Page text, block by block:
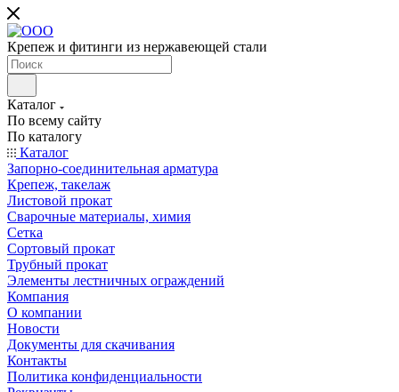
Крепеж и фитинги из нержавеющей стали
Каталог
По всему сайту
По каталогу
Каталог
Запорно-соединительная арматура
Крепеж, такелаж
Листовой прокат
Сварочные материалы, химия
Сетка
Сортовый прокат
Трубный прокат
Элементы лестничных ограждений
Компания
О компании
Новости
Документы для скачивания
Контакты
Политика конфиденциальности